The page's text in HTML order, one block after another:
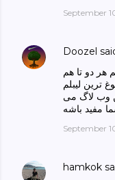
September
Doozel
هر دو تا هم
ترین لیبلم
وب لاگ می
مفید باشه
September
hamkok